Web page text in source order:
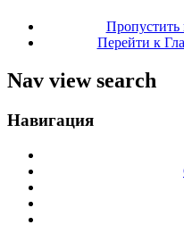
Пропустить
Перейти к
Nav view search
Навигация